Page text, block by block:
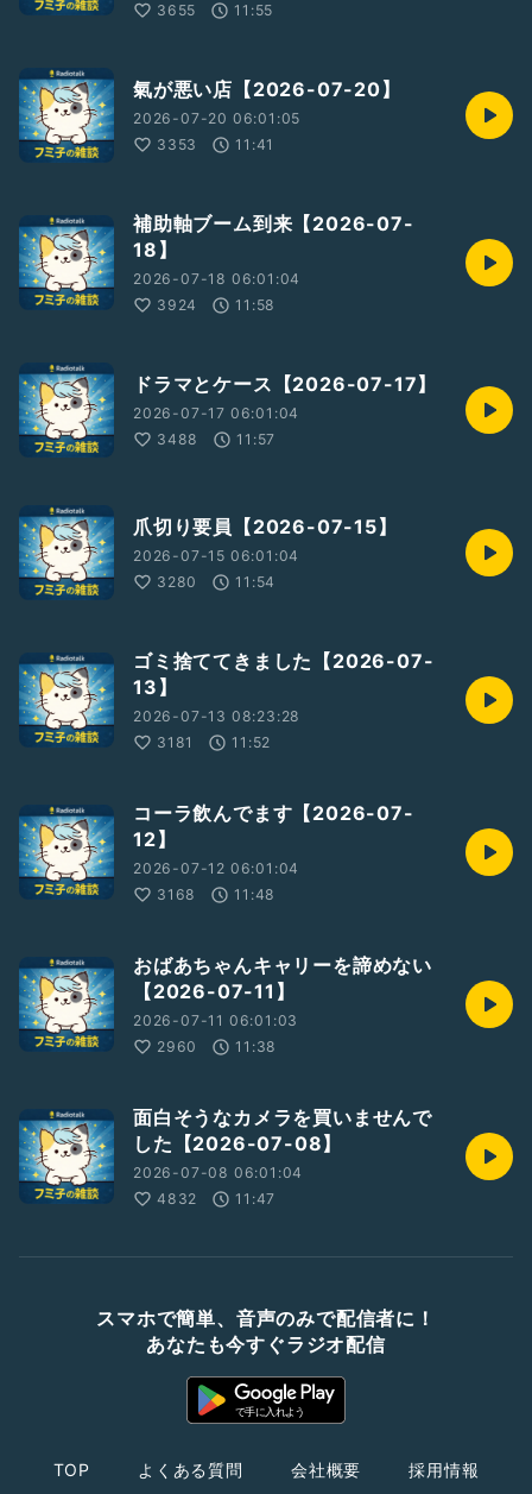
3655
11:55
氣が悪い店【2026-07-20】
2026-07-20 06:01:05
3353
11:41
補助軸ブーム到来【2026-07-
18】
2026-07-18 06:01:04
3924
11:58
ドラマとケース【2026-07-17】
2026-07-17 06:01:04
3488
11:57
爪切り要員【2026-07-15】
2026-07-15 06:01:04
3280
11:54
ゴミ捨ててきました【2026-07-
13】
2026-07-13 08:23:28
3181
11:52
コーラ飲んでます【2026-07-
12】
2026-07-12 06:01:04
3168
11:48
おばあちゃんキャリーを諦めない
【2026-07-11】
2026-07-11 06:01:03
2960
11:38
面白そうなカメラを買いませんで
した【2026-07-08】
2026-07-08 06:01:04
4832
11:47
スマホで簡単、音声のみで配信者に！
あなたも今すぐラジオ配信
TOP よくある質問 会社概要 採用情報